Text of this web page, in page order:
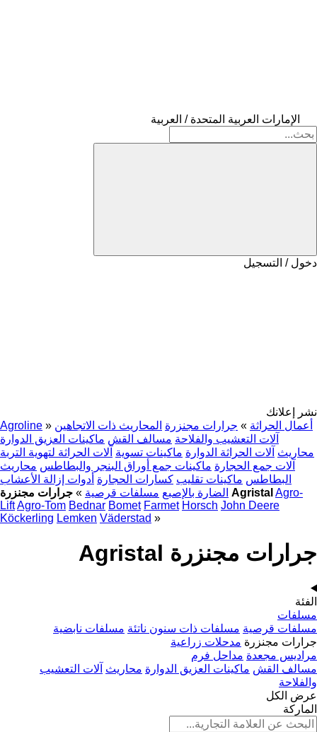
الإمارات العربية المتحدة / العربية
دخول / التسجيل
نشر إعلانك
Agroline » أعمال الحراثة » جرارات مجنزرة المحاريث ذات الاتجاهين
آلات التعشيب والفلاحة مسالف القش ماكينات العزيق الدوارة
محاريث آلات الحراثة الدوارة ماكينات تسوية آلات الحراثة لتهوية التربة
آلات جمع الحجارة ماكينات جمع أوراق البنجر والبطاطس محاريث
البطاطس ماكينات تقليب كسارات الحجارة أدوات إزالة الأعشاب
الضارة بالإصبع مسلفات قرصية » جرارات مجنزرة Agristal Agro-
LiftAgro-Tom Bednar Bomet Farmet Horsch John Deere
Köckerling Lemken Väderstad »
جرارات مجنزرة Agristal
الفئة
مسلفات
مسلفات قرصية مسلفات ذات سنون ناتئة مسلفات نابضية
جرارات مجنزرة مدحلات زراعية
مراديس مجعدة مداحل فرم
مسالف القش ماكينات العزيق الدوارة محاريث آلات التعشيب
والفلاحة
عرض الكل
الماركة